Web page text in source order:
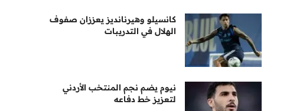
كانسيلو وهيرنانديز يعززان صفوف
الهلال في التدريبات
نيوم يضم نجم المنتخب الأردني
لتعزيز خط دفاعه